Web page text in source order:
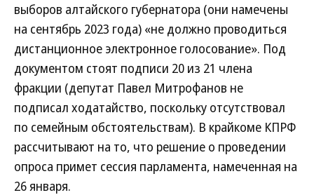
выборов алтайского губернатора (они намечены
на сентябрь 2023 года) «не должно проводиться
дистанционное электронное голосование». Под
документом стоят подписи 20 из 21 члена
фракции (депутат Павел Митрофанов не
подписал ходатайство, поскольку отсутствовал
по семейным обстоятельствам). В крайкоме КПРФ
рассчитывают на то, что решение о проведении
опроса примет сессия парламента, намеченная на
26 января.